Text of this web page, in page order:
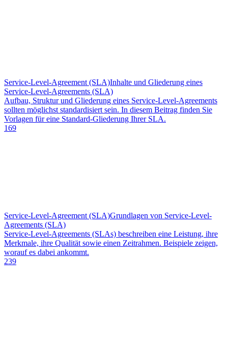
Service-Level-Agreement (SLA)Inhalte und Gliederung eines
Service-Level-Agreements (SLA)
Aufbau, Struktur und Gliederung eines Service-Level-Agreements
sollten möglichst standardisiert sein. In diesem Beitrag finden Sie
Vorlagen für eine Standard-Gliederung Ihrer SLA.
169
Service-Level-Agreement (SLA)Grundlagen von Service-Level-
Agreements (SLA)
Service-Level-Agreements (SLAs) beschreiben eine Leistung, ihre
Merkmale, ihre Qualität sowie einen Zeitrahmen. Beispiele zeigen,
worauf es dabei ankommt.
239